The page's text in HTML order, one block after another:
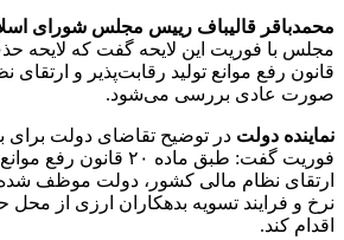
محمدباقر قالیباف رییس مجلس شورای
قانون رفع موانع تولید رقابت‌پذیر و
صورت عادی بررسی می‌شود.
نماینده دولت در توضیح تقاضای دولت برای
فوریت گفت: طبق ماده ۲۰
ارتقای نظام مالی کشور، دولت موظف
نرخ و فرایند تسویه بدهکاران ارزی از
اقدام کند.